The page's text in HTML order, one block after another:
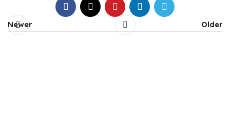
Newer Older